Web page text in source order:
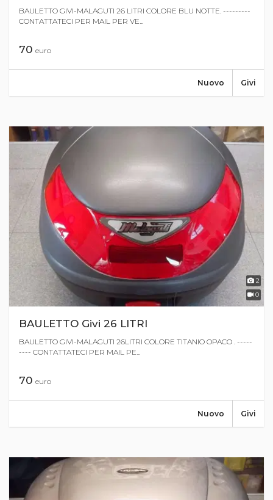
BAULETTO GIVI-MALAGUTI 26 LITRI COLORE BLU NOTTE. ---------
CONTATTATECI PER MAIL PER VE...
70 euro
Givi
Nuovo
2
0
BAULETTO Givi 26 LITRI
BAULETTO GIVI-MALAGUTI 26LITRI COLORE TITANIO OPACO . -----
---- CONTATTATECI PER MAIL PE...
70 euro
Givi
Nuovo